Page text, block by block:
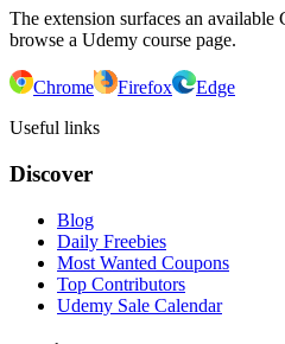
The extension surfaces an
browse a Udemy course page.
Chrome Firefox
Edge
Useful links
Discover
Blog
Daily Freebies
Most Wanted Coupons
Top Contributors
Udemy Sale Calendar